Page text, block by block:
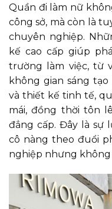
Quần đi làm nữ
công sở, mà còn là
chuyên nghiệp.
kế cao cấp giúp
trường làm việc, từ
không gian sáng
và thiết kế tinh tế,
mái, đồng thời tôn
đẳng cấp. Đây là sự
cô nàng theo đuổi
nghiệp nhưng